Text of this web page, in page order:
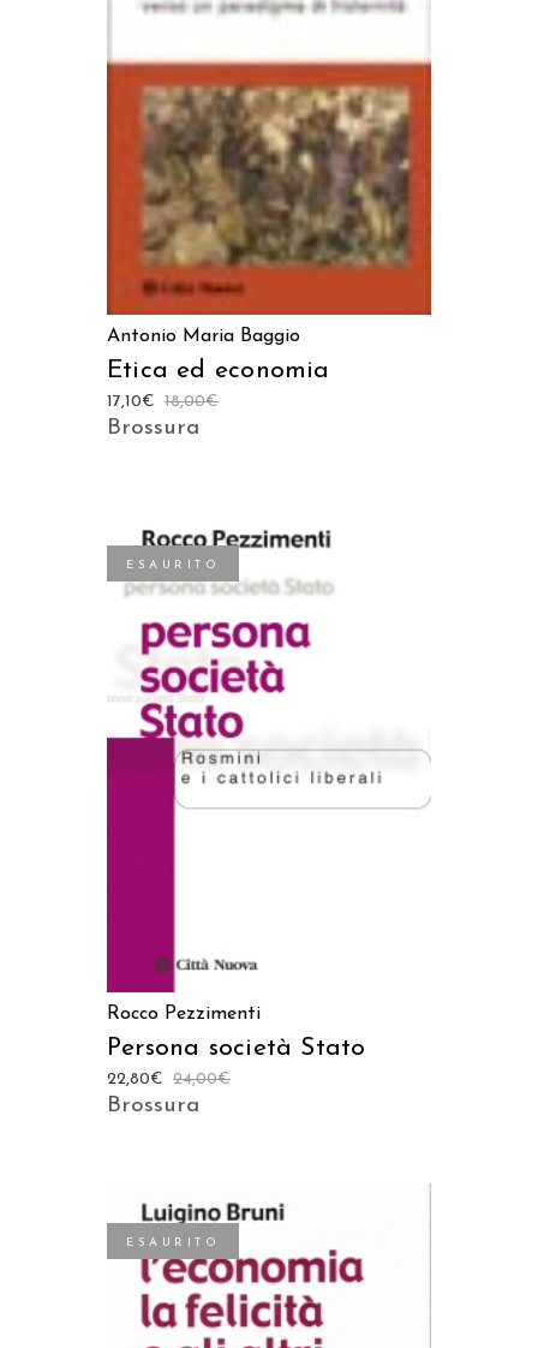
Antonio Maria Baggio
Etica ed economia
18,00€
17,10€
Brossura
ESAURITO
LEGGI TUTTO
Rocco Pezzimenti
Persona società Stato
24,00€
22,80€
Brossura
ESAURITO